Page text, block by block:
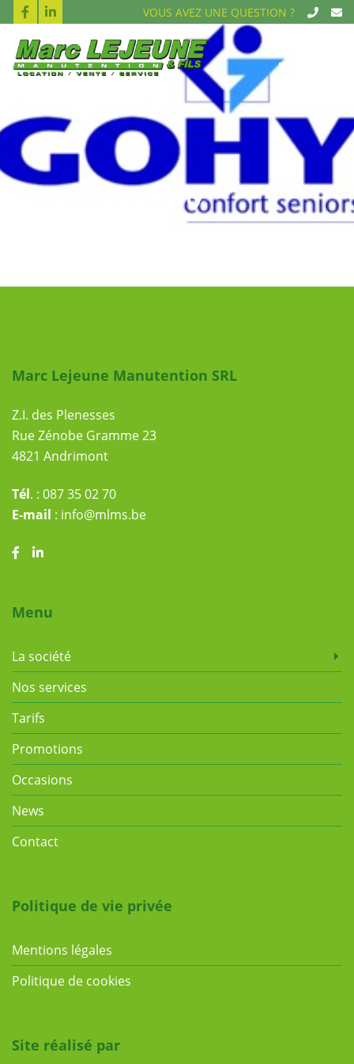
VOUS AVEZ UNE QUESTION ?
Gohy
Liens utiles
Marc Lejeune Manutention SRL
Z.I. des Plenesses
Rue Zénobe Gramme 23
4821 Andrimont
Tél. : 087 35 02 70
E-mail : info@mlms.be
Menu
La société
Nos services
Tarifs
Promotions
Occasions
News
Contact
Politique de vie privée
Mentions légales
Politique de cookies
Site réalisé par